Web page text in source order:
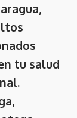
tu salud